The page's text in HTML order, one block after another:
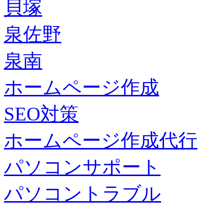
貝塚
泉佐野
泉南
ホームページ作成
SEO対策
ホームページ作成代行
パソコンサポート
パソコントラブル